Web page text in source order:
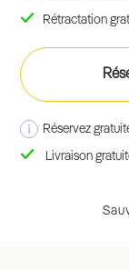
Rétractation
Réservez
Livraison